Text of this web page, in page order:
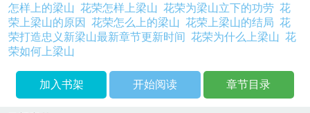
怎样上的梁山花荣怎样上梁山花荣为梁山立下的功劳花
荣上梁山的原因花荣怎么上的梁山花荣上梁山的结局花
荣打造忠义新梁山最新章节更新时间花荣为什么上梁山花
荣如何上梁山
加入书架 开始阅读 章节目录